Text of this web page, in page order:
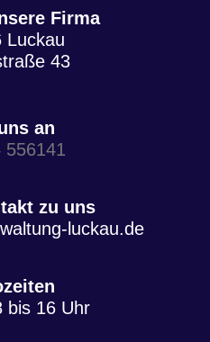
Firma
Luckau
43
an
556141
zu uns
luckau.de
bis 16 Uhr